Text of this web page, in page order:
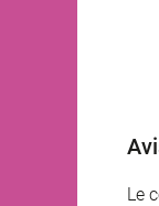
Le